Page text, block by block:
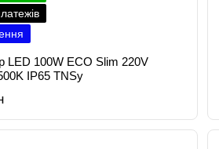
LED 100W ECO Slim 220V
IP65 TNSy